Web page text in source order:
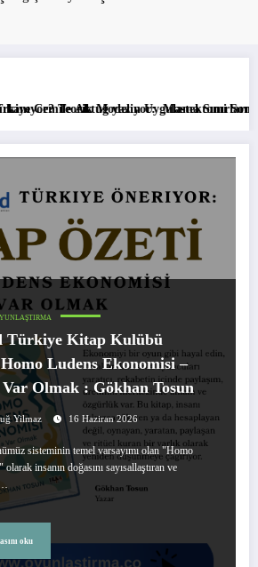
Lenfödem Yönetiminde Doğru
Türkiye Kitap Kulübü
Ludens Ekonomisi –
Olmak : Gökhan Tosun
Yilmaz 16 Haziran 2026
sisteminin temel varsayımı olan "Homo
insanın doğasını sayısallaştıran ve
oku